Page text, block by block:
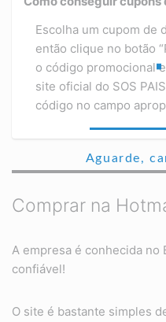
Aguarde,
Escolha um cupom de
então clique no botão
o código promocional
site oficial do SOS
código no campo
Comprar na
A empresa é conhecida no
confiável!
O site é bastante simples